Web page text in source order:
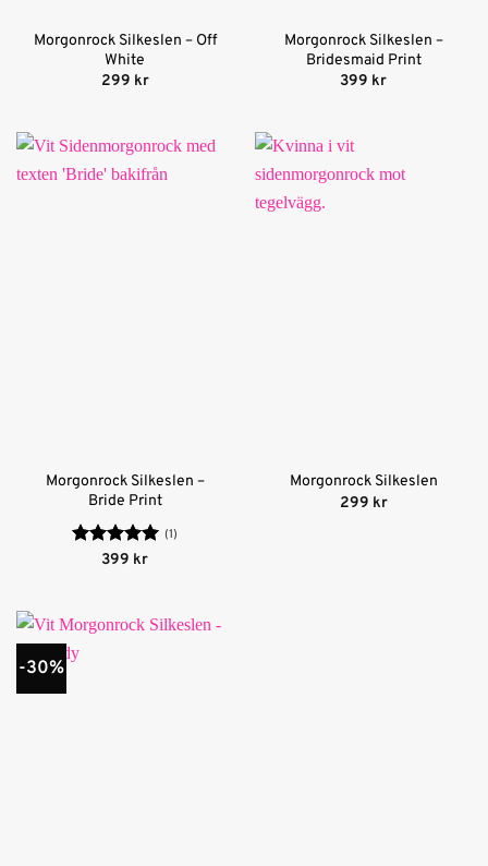
Morgonrock Silkeslen – Off
White
299 kr
Morgonrock Silkeslen –
Bridesmaid Print
399 kr
Morgonrock Silkeslen –
Bride Print
Betygsatt5
(1)
399 kr
Morgonrock Silkeslen
299 kr
-30%